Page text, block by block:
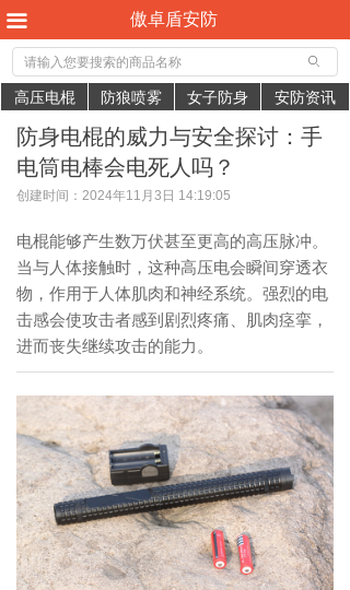
傲卓盾安防
끀
ꄙ
高压电棍 女子防身
防狼喷雾 安防资讯
防身电棍的威力与安全探讨：手
电筒电棒会电死人吗？
创建时间： 2024年11月3日 14:19:05
电棍能够产生数万伏甚至更高的高压脉冲。
当与人体接触时，这种高压电会瞬间穿透衣
物，作用于人体肌肉和神经系统。强烈的电
击感会使攻击者感到剧烈疼痛、肌肉痉挛，
进而丧失继续攻击的能力。